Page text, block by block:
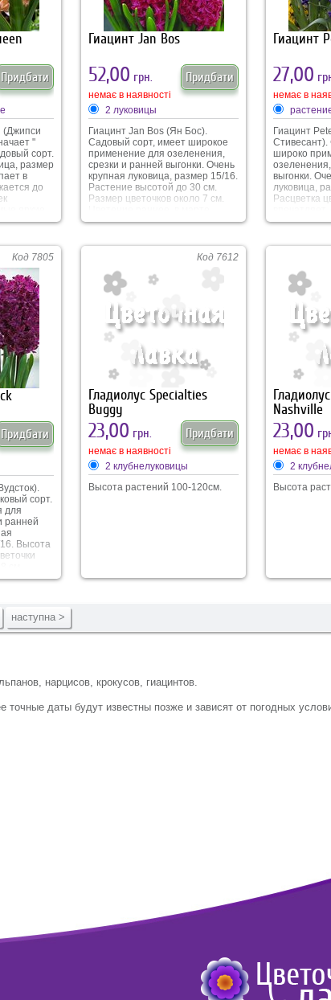
Придбати
(Джипси
"
сорт.
размер
в
до
и
до
больше
Гиацинт Jan Bos
52,00 грн. Придбати
немає в наявності
2 луковицы
Гиацинт Jan Bos (Ян Бос).
Садовый сорт, имеет широкое
применение для озеленения,
срезки и ранней выгонки. Очень
крупная луковица, размер 15/16.
Растение высотой до 30 см.
Размер цветочков около 7 см.
продолжительностью до 2-3
запоминающийся, темно-
малиновый оттенок цветочков
стойкий аромат.
Гиацинт
27,00
немає в
Гиацинт
широко
выгонки.
луковица,
Расцветка
синего до
Растение
Цветение с
Код 7805
Придбати
сорт.
для
ранней
Высота
20 см.
15
Код 7612
Гладиолус Specialties
Buggy
23,00 грн. Придбати
немає в наявності
2 клубнелуковицы
Высота растений 100-120см.
Nashville
23,00
немає в
2
Высота
наступна >
нарцисов, крокусов, гиацинтов.
даты будут известны позже и зависят от погодных